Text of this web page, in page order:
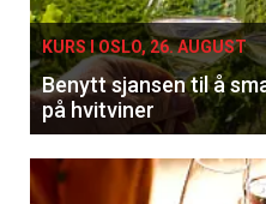
KURS I OSLO, 26. AUGUST
Benytt sjansen til å
på hvitviner